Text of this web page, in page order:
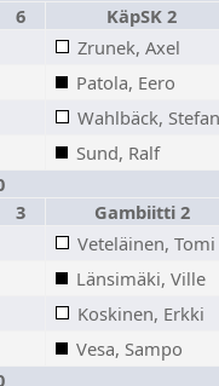
6
KäpSK 2
Zrunek, Axel
Patola, Eero
Wahlbäck, Stefan
Sund, Ralf
3
Gambiitti 2
Veteläinen, Tomi
Länsimäki, Ville
Koskinen, Erkki
Vesa, Sampo